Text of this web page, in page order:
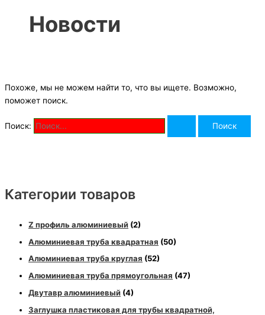
Категории товаров
Z профиль алюминиевый (2)
Алюминиевая труба квадратная (50)
Алюминиевая труба круглая (52)
Алюминиевая труба прямоугольная (47)
Двутавр алюминиевый (4)
Заглушка пластиковая для трубы квадратной,
Новости
Похоже, мы не можем найти то, что вы ищете. Возможно,
поможет поиск.
Поиск: